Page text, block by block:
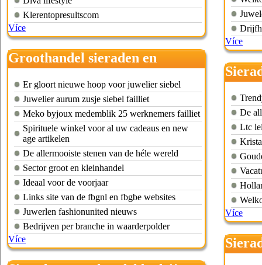
Klerentopresultscom
Více
Groothandel sieraden en
accessoires limburg
Er gloort nieuwe hoop voor juwelier siebel
Juwelier aurum zusje siebel failliet
Meko byjoux medemblik 25 werknemers failliet
Spirituele winkel voor al uw cadeaus en new
age artikelen
De allermooiste stenen van de héle wereld
Sector groot en kleinhandel
Ideaal voor de voorjaar
Links site van de fbgnl en fbgbe websites
Juwerlen fashionunited nieuws
Bedrijven per branche in waarderpolder
Více
Více
online
De
Ltc
Více
china